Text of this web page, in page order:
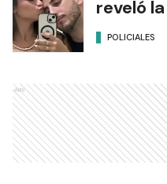
reveló
POLICIALES
Ads